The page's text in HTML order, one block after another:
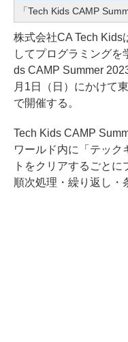
「Tech Kids CAMP
株式会社CA Tech Kids
してプログラミングを
ds CAMP Summer
月1日（日）にかけて
で開催する。
Tech Kids CAMP
ワールド内に「テック
トをクリアするごと
順次処理・繰り返し・